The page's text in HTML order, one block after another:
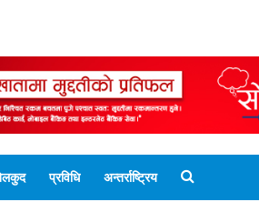
प्रविधि अन्तर्राष्ट्रिय